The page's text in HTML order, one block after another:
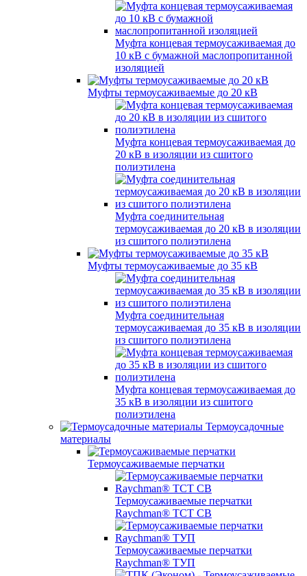
Муфта концевая термоусаживаемая до
10 кВ с бумажной маслопропитанной
изоляцией
Муфты термоусаживаемые до 20 кВ
Муфта концевая термоусаживаемая до
20 кВ в изоляции из сшитого
полиэтилена
Муфта соединительная
термоусаживаемая до 20 кВ в изоляции
из сшитого полиэтилена
Муфты термоусаживаемые до 35 кВ
Муфта соединительная
термоусаживаемая до 35 кВ в изоляции
из сшитого полиэтилена
Муфта концевая термоусаживаемая до
35 кВ в изоляции из сшитого
полиэтилена
Термоусадочные
материалы
Термоусаживаемые перчатки
Термоусаживаемые перчатки
Raychman® TCT CB
Термоусаживаемые перчатки
Raychman® ТУП